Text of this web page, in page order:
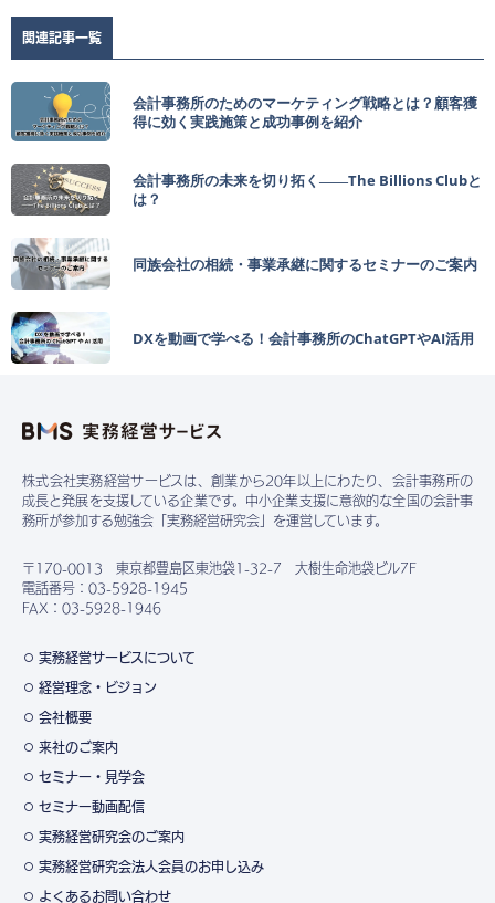
関連記事一覧
会計事務所のためのマーケティング戦略とは？顧客獲
得に効く実践施策と成功事例を紹介
会計事務所の未来を切り拓く――The Billions Clubと
は？
同族会社の相続・事業承継に関するセミナーのご案内
DXを動画で学べる！会計事務所のChatGPTやAI活用
株式会社実務経営サービスは、創業から20年以上にわたり、会計事務所の
成長と発展を支援している企業です。中小企業支援に意欲的な全国の会計事
務所が参加する勉強会「実務経営研究会」を運営しています。
〒170-0013 東京都豊島区東池袋1-32-7 大樹生命池袋ビル7F
電話番号：03-5928-1945
FAX：03-5928-1946
実務経営サービスについて
経営理念・ビジョン
会社概要
来社のご案内
セミナー・見学会
セミナー動画配信
実務経営研究会のご案内
実務経営研究会法人会員のお申し込み
よくあるお問い合わせ